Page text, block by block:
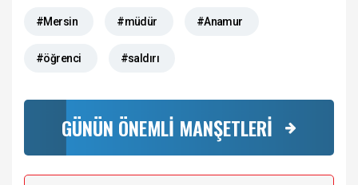
#Mersin #müdür #Anamur
#öğrenci #saldırı
GÜNÜN ÖNEMLİ MANŞETLERİ